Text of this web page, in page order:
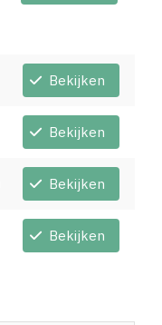
Bekijken
Bekijken
Bekijken
Bekijken